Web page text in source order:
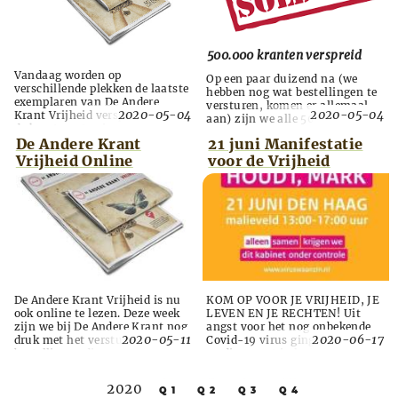
Vandaag worden op
verschillende plekken de laatste
exemplaren van De Andere
Krant Vrijheid verspreid. Kijk op
de kaart om te zien of er ook bij
jou in de buurt nog kranten te
vinden zijn. In Brabant, Zuid-
en Noord-Holland, Gelderland
en Overijssel zijn nog kranten
verkrijgbaar. De drie noordelijke
provincies komen er in de
verdeling wat bekaaid vanaf,
2020-05-04
500.000 kranten verspreid
Op een paar duizend na (we
hebben nog wat bestellingen te
versturen, komen er allemaal
aan) zijn we alle 500.000
Krant Vrijheid kwijt. De, in aller
haast opgezette, logistiek heeft
kranten in alle uithoeken van
Nederland gekregen. Vooral
dankzij de hulp van talloze
geestverwanten die allemaal
voor vrijheid willen strijden. We
zijn ov...
2020-05-04
De Andere Krant
Vrijheid Online
De Andere Krant Vrijheid is nu
ook online te lezen. Deze week
zijn we bij De Andere Krant nog
druk met het versturen van alle
bestellingen die we hebben
gebeuren. Excuus voor de late
2020-05-11
21 juni Manifestatie
voor de Vrijheid
KOM OP VOOR JE VRIJHEID, JE
LEVEN EN JE RECHTEN! Uit
angst voor het nog onbekende
Covid-19 virus ging Nederland
medio maart in lockdown.
Europese landen, maar met
2020-06-17
2020 Q 1 Q 2 Q 3 Q 4